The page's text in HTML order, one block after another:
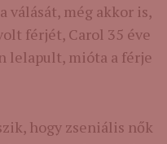
válását, még akkor is,
férjét, Carol 35 éve
lelapult, mióta a férje
hogy zseniális nők